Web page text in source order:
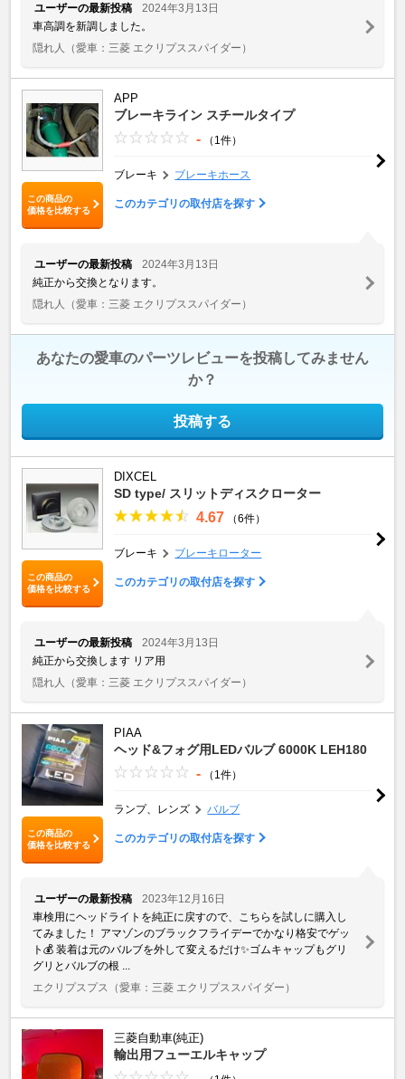
ユーザーの最新投稿
2024年3月13日
車高調を新調しました。
隠れ人
（愛車：三菱 エクリプススパイダー）
この商品の
価格を比較する
APP
ブレーキライン スチールタイプ
- （1件）
ブレーキ ブレーキホース
このカテゴリの取付店を探す
ユーザーの最新投稿
2024年3月13日
純正から交換となります。
隠れ人
（愛車：三菱 エクリプススパイダー）
あなたの愛車のパーツレビューを投稿してみません
か？
投稿する
この商品の
価格を比較する
DIXCEL
SD type/ スリットディスクローター
4.67 （6件）
ブレーキ ブレーキローター
このカテゴリの取付店を探す
ユーザーの最新投稿
2024年3月13日
純正から交換します リア用
隠れ人
（愛車：三菱 エクリプススパイダー）
この商品の
価格を比較する
PIAA
ヘッド&フォグ用LEDバルブ 6000K LEH180
- （1件）
ランプ、レンズ バルブ
このカテゴリの取付店を探す
ユーザーの最新投稿
2023年12月16日
車検用にヘッドライトを純正に戻すので、こちらを試しに購入し
てみました！ アマゾンのブラックフライデーでかなり格安でゲッ
ト💰 装着は元のバルブを外して変えるだけ✨ゴムキャップもグリ
グリとバルブの根 ...
エクリプスプス
（愛車：三菱 エクリプススパイダー）
三菱自動車(純正)
輸出用フューエルキャップ